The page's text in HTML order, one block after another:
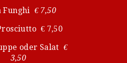
Funghi € 7,50
€ 7,50
oder Salat €
3,50